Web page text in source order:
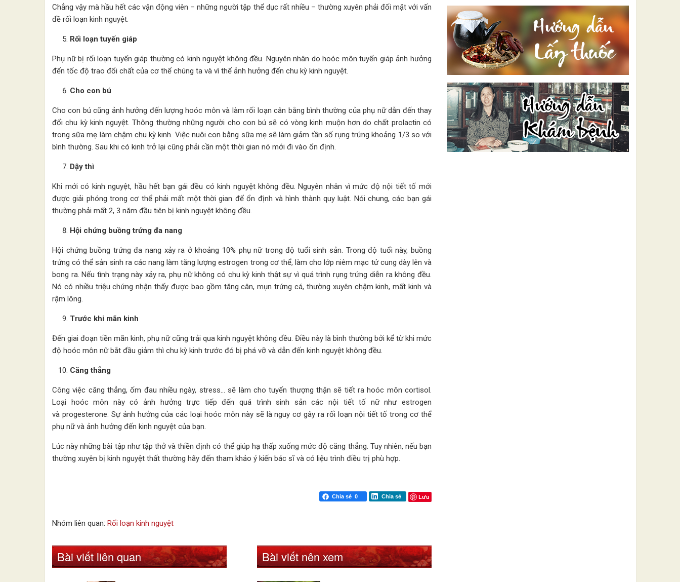
Chẳng vậy mà hầu hết các vận động viên – những người tập thể dục rất nhiều – thường xuyên phải đối mặt với vấn
đề rối loạn kinh nguyệt.
Rối loạn tuyến giáp
Phụ nữ bị rối loạn tuyến giáp thường có kinh nguyệt không đều. Nguyên nhân do hoóc môn tuyến giáp ảnh hưởng
đến tốc độ trao đổi chất của cơ thể chúng ta và vì thế ảnh hưởng đến chu kỳ kinh nguyệt.
Cho con bú
Cho con bú cũng ảnh hưởng đến lượng hoóc môn và làm rối loạn cân bằng bình thường của phụ nữ dẫn đến thay
đổi chu kỳ kinh nguyệt. Thông thường những người cho con bú sẽ có vòng kinh muộn hơn do chất prolactin có
trong sữa mẹ làm chậm chu kỳ kinh. Việc nuôi con bằng sữa mẹ sẽ làm giảm tần số rụng trứng khoảng 1/3 so với
bình thường. Sau khi có kinh trở lại cũng phải cần một thời gian nó mới đi vào ổn định.
Dậy thì
Khi mới có kinh nguyệt, hầu hết bạn gái đều có kinh nguyệt không đều. Nguyên nhân vì mức độ nội tiết tố mới
được giải phóng trong cơ thể phải mất một thời gian để ổn định và hình thành quy luật. Nói chung, các bạn gái
thường phải mất 2, 3 năm đầu tiên bị kinh nguyệt không đều.
Hội chứng buồng trứng đa nang
Hội chứng buồng trứng đa nang xảy ra ở khoảng 10% phụ nữ trong độ tuổi sinh sản. Trong độ tuổi này, buồng
trứng có thể sản sinh ra các nang làm tăng lượng estrogen trong cơ thể, làm cho lớp niêm mạc tử cung dày lên và
bong ra. Nếu tình trạng này xảy ra, phụ nữ không có chu kỳ kinh thật sự vì quá trình rụng trứng diễn ra không đều.
Nó có nhiều triệu chứng nhận thấy được bao gồm tăng cân, mụn trứng cá, thường xuyên chậm kinh, mất kinh và
rậm lông.
Trước khi mãn kinh
Đến giai đoạn tiền mãn kinh, phụ nữ cũng trải qua kinh nguyệt không đều. Điều này là bình thường bởi kể từ khi mức
độ hoóc môn nữ bắt đầu giảm thì chu kỳ kinh trước đó bị phá vỡ và dẫn đến kinh nguyệt không đều.
Căng thẳng
Công việc căng thẳng, ốm đau nhiều ngày, stress… sẽ làm cho tuyến thượng thận sẽ tiết ra hoóc môn cortisol.
Loại hoóc môn này có ảnh hưởng trực tiếp đến quá trình sinh sản các nội tiết tố nữ như estrogen
và progesterone. Sự ảnh hưởng của các loại hoóc môn này sẽ là nguy cơ gây ra rối loạn nội tiết tố trong cơ thể
phụ nữ và ảnh hưởng đến kinh nguyệt của bạn.
Lúc này những bài tập như tập thở và thiền định có thể giúp hạ thấp xuống mức độ căng thẳng. Tuy nhiên, nếu bạn
thường xuyên bị kinh nguyệt thất thường hãy đến tham khảo ý kiến bác sĩ và có liệu trình điều trị phù hợp.
Chia sẻ 0 Chia sẻ Lưu
Nhóm liên quan: Rối loạn kinh nguyệt
Bài viết liên quan Bài viết nên xem